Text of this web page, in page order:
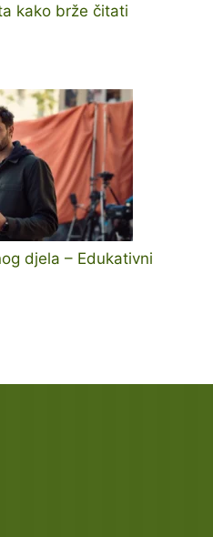
kako brže čitati
djela – Edukativni